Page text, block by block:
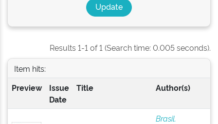
Results 1-1 of 1 (Search time: 0.005 seconds).
Item hits:
Preview
Issue
Date
Title Author(s)
Brasil.